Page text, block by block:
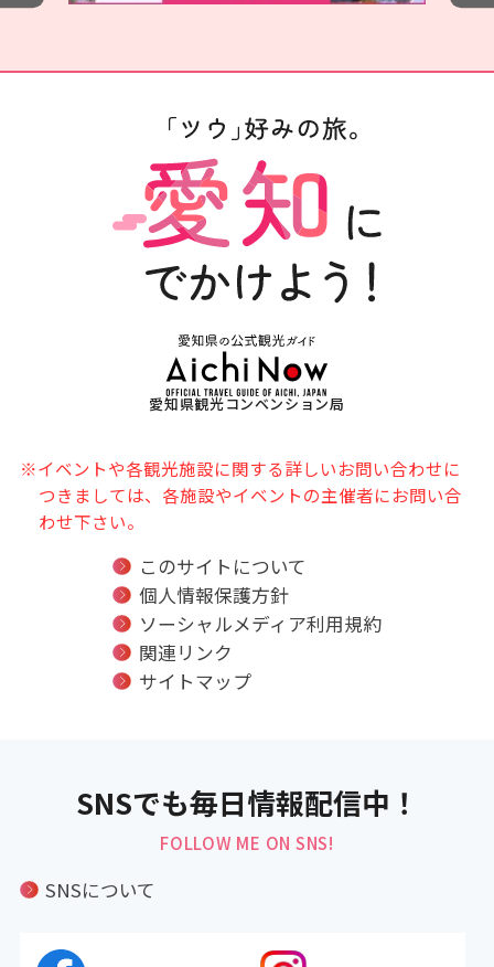
愛知県観光コンベンション局
※イベントや各観光施設に関する詳しいお問い合わせに
つきましては、各施設やイベントの主催者にお問い合
わせ下さい。
このサイトについて
個人情報保護方針
ソーシャルメディア利用規約
関連リンク
サイトマップ
SNSでも毎日情報配信中！
FOLLOW ME ON SNS!
SNSについて